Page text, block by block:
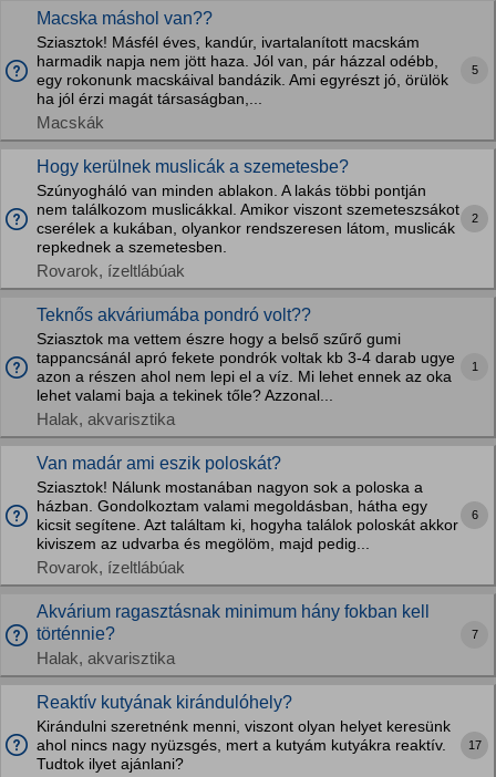
Macska máshol van??
Sziasztok! Másfél éves, kandúr, ivartalanított macskám
harmadik napja nem jött haza. Jól van, pár házzal odébb,
egy rokonunk macskáival bandázik. Ami egyrészt jó, örülök
ha jól érzi magát társaságban,...
Macskák
5
Hogy kerülnek muslicák a szemetesbe?
Szúnyogháló van minden ablakon. A lakás többi pontján
nem találkozom muslicákkal. Amikor viszont szemeteszsákot
cserélek a kukában, olyankor rendszeresen látom, muslicák
repkednek a szemetesben.
Rovarok, ízeltlábúak
2
Teknős akváriumába pondró volt??
Sziasztok ma vettem észre hogy a belső szűrő gumi
tappancsánál apró fekete pondrók voltak kb 3-4 darab ugye
azon a részen ahol nem lepi el a víz. Mi lehet ennek az oka
lehet valami baja a tekinek tőle? Azzonal...
Halak, akvarisztika
1
Van madár ami eszik poloskát?
Sziasztok! Nálunk mostanában nagyon sok a poloska a
házban. Gondolkoztam valami megoldásban, hátha egy
kicsit segítene. Azt találtam ki, hogyha találok poloskát akkor
kiviszem az udvarba és megölöm, majd pedig...
Rovarok, ízeltlábúak
6
Akvárium ragasztásnak minimum hány fokban kell
történnie?
Halak, akvarisztika
7
Reaktív kutyának kirándulóhely?
Kirándulni szeretnénk menni, viszont olyan helyet keresünk
ahol nincs nagy nyüzsgés, mert a kutyám kutyákra reaktív.
Tudtok ilyet ajánlani?
17